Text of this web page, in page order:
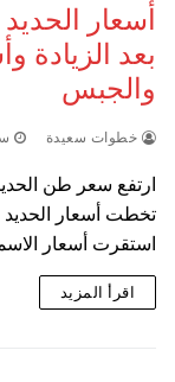
بعد الزيادة
والجبس
خطوات سعيدة
استقرت أسعار
اقرأ المزيد